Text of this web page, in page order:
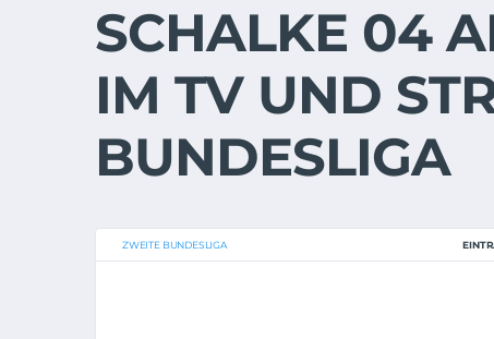
SCHALKE 04
IM TV UND
BUNDESLIGA
ZWEITE BUNDESLIGA